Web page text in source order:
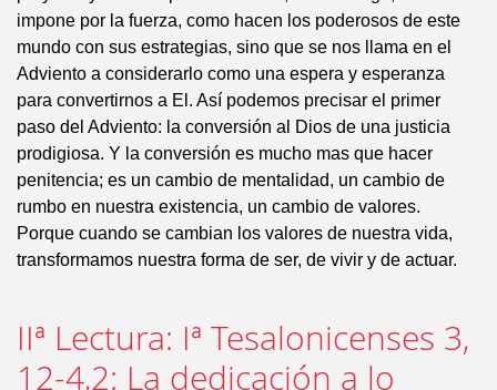
impone por la fuerza, como hacen los poderosos de este
mundo con sus estrategias, sino que se nos llama en el
Adviento a considerarlo como una espera y esperanza
para convertirnos a El. Así podemos precisar el primer
paso del Adviento: la conversión al Dios de una justicia
prodigiosa. Y la conversión es mucho mas que hacer
penitencia; es un cambio de mentalidad, un cambio de
rumbo en nuestra existencia, un cambio de valores.
Porque cuando se cambian los valores de nuestra vida,
transformamos nuestra forma de ser, de vivir y de actuar.
IIª Lectura: Iª Tesalonicenses 3,
12-4,2: La dedicación a lo